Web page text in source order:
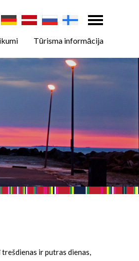
Tūrisma informācija
ir putras dienas,